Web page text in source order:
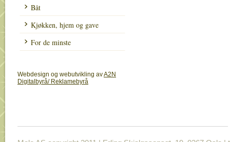
Båt
Kjøkken, hjem og gave
For de minste
Webdesign og webutvikling avA2N
Digitalbyrå/ Reklamebyrå